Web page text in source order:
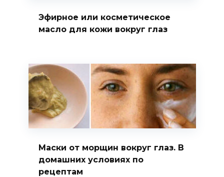
Эфирное или косметическое
масло для кожи вокруг глаз
Маски от морщин вокруг глаз. В
домашних условиях по
рецептам